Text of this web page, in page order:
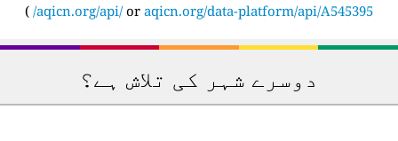
aqicn.org/api/oraqicn.org/data-platform/api/A545395/
)
دوسرے شہر کی تلاش ہے؟